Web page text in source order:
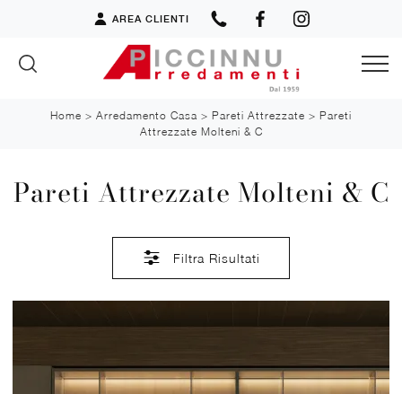
AREA CLIENTI
Home > Arredamento Casa > Pareti Attrezzate > Pareti
Attrezzate Molteni & C
Pareti Attrezzate Molteni & C
Filtra Risultati